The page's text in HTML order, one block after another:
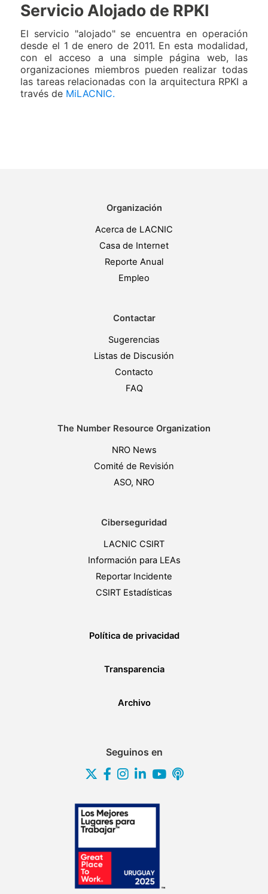
Servicio Alojado de RPKI
El servicio "alojado" se encuentra en operación
desde el 1 de enero de 2011. En esta modalidad,
con el acceso a una simple página web, las
organizaciones miembros pueden realizar todas
las tareas relacionadas con la arquitectura RPKI a
través de MiLACNIC.
Organización
Acerca de LACNIC
Casa de Internet
Reporte Anual
Empleo
Contactar
Sugerencias
Listas de Discusión
Contacto
FAQ
The Number Resource Organization
NRO News
Comité de Revisión
ASO, NRO
Ciberseguridad
LACNIC CSIRT
Información para LEAs
Reportar Incidente
CSIRT Estadísticas
Política de privacidad
Transparencia
Archivo
Seguinos en